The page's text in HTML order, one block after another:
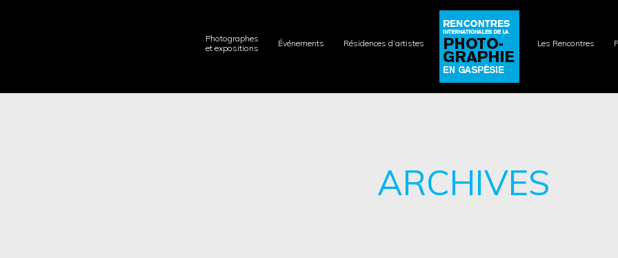
Photographes
et expositions
Événements Résidences d’artistes Les Rencontres
ARCHIVES